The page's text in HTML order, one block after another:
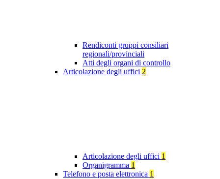
Rendiconti gruppi consiliari
regionali/provinciali
Atti degli organi di controllo
Articolazione degli uffici 2
Articolazione degli uffici 1
Organigramma 1
Telefono e posta elettronica 1